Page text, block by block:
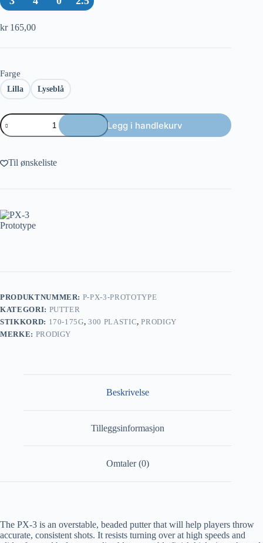
kr165,00
Farge
Lilla Lyseblå
PX-
3
Prototype
Legg i handlekurv
Til ønskeliste
PRODUKTNUMMER: P-PX-3-PROTOTYPE
KATEGORI: PUTTER
STIKKORD: 170-175G,300 PLASTIC,PRODIGY
MERKE: PRODIGY
Beskrivelse
Tilleggsinformasjon
Omtaler (0)
The PX-3 is an overstable, beaded putter that will help players throw
accurate, consistent shots. It resists turning over at high speeds and